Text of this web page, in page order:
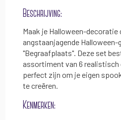
Beschrijving:
Maak je Halloween-
angstaanjagende
"Begraafplaats". Deze set
assortiment van 6 realistisch
perfect zijn om je eigen
te creëren.
Kenmerken: